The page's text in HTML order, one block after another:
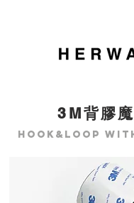
3M背膠
hook&loop